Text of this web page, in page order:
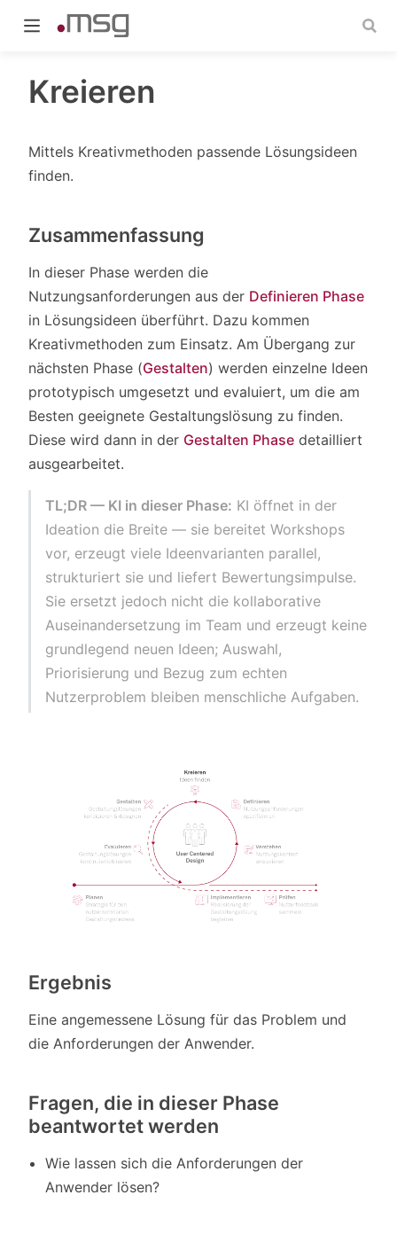
Kreieren
Mittels Kreativmethoden passende Lösungsideen
finden.
Zusammenfassung
In dieser Phase werden die
Nutzungsanforderungen aus der Definieren Phase
in Lösungsideen überführt. Dazu kommen
Kreativmethoden zum Einsatz. Am Übergang zur
nächsten Phase (Gestalten) werden einzelne Ideen
prototypisch umgesetzt und evaluiert, um die am
Besten geeignete Gestaltungslösung zu finden.
Diese wird dann in der Gestalten Phase detailliert
ausgearbeitet.
TL;DR — KI in dieser Phase: KI öffnet in der
Ideation die Breite — sie bereitet Workshops
vor, erzeugt viele Ideenvarianten parallel,
strukturiert sie und liefert Bewertungsimpulse.
Sie ersetzt jedoch nicht die kollaborative
Auseinandersetzung im Team und erzeugt keine
grundlegend neuen Ideen; Auswahl,
Priorisierung und Bezug zum echten
Nutzerproblem bleiben menschliche Aufgaben.
Ergebnis
Eine angemessene Lösung für das Problem und
die Anforderungen der Anwender.
Fragen, die in dieser Phase
beantwortet werden
Wie lassen sich die Anforderungen der
Anwender lösen?